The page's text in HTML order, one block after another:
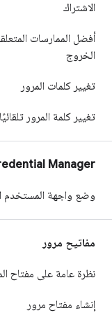
الاشتراك
أفضل الممارسات
الخروج
تغيير كلمات المرور
تغيير كلمة المرور تلقائيًا
Manager
وضع واجهة المستخدم
مفاتيح مرور
نظرة عامة على مفتاح
إنشاء مفتاح مرور